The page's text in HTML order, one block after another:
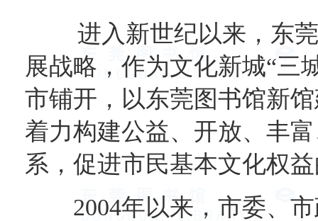
进入新世纪以来，东
展战略，作为文化新城“三
市铺开，以东莞图书馆新
着力构建公益、开放、丰
系，促进市民基本文化权
2004年以来，市委、市